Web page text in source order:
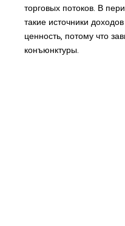
торговых потоков. В
такие источники
ценность, потому что
конъюнктуры.